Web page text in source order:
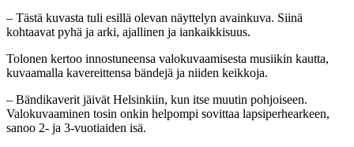
– Tästä kuvasta tuli esillä olevan näyttelyn avainkuva. Siinä
kohtaavat pyhä ja arki, ajallinen ja iankaikkisuus.
Tolonen kertoo innostuneensa valokuvaamisesta musiikin kautta,
kuvaamalla kavereittensa bändejä ja niiden keikkoja.
– Bändikaverit jäivät Helsinkiin, kun itse muutin pohjoiseen.
Valokuvaaminen tosin onkin helpompi sovittaa lapsiperhearkeen,
sanoo 2- ja 3-vuotiaiden isä.